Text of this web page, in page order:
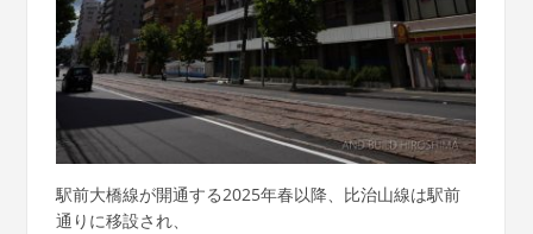
駅前大橋線が開通する2025年春以降、比治山線は駅前
通りに移設され、